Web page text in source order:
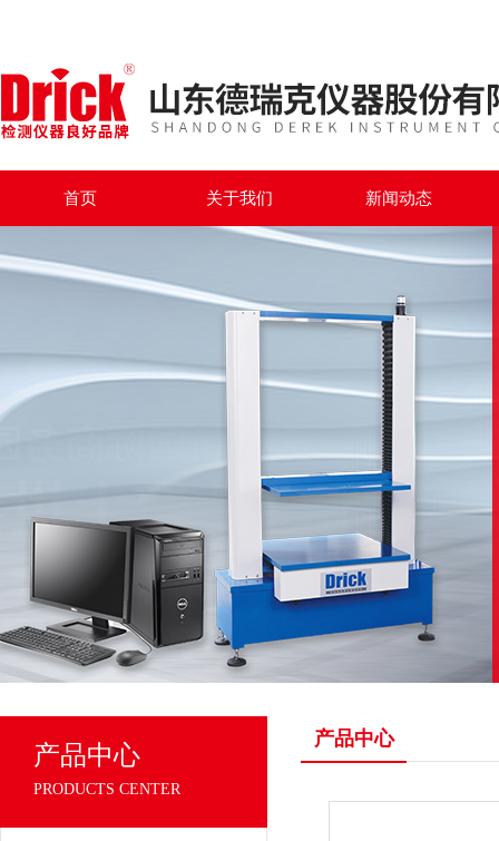
首页 关于我们 新闻动态
产品中心
PRODUCTS CENTER
产品中心